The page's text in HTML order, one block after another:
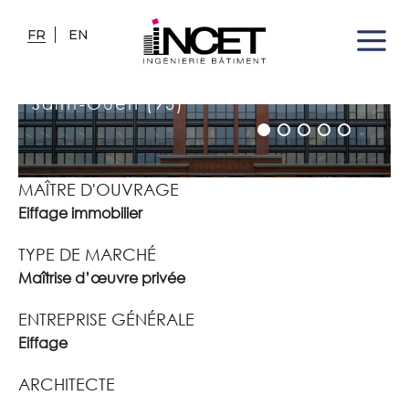
FR EN
BUREAUX D'EIFFAGE
Saint-Ouen (93)
MAÎTRE D'OUVRAGE
Eiffage immobilier
TYPE DE MARCHÉ
Maîtrise d’œuvre privée
ENTREPRISE GÉNÉRALE
Eiffage
ARCHITECTE